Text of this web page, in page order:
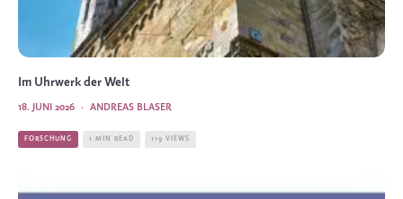
Im Uhrwerk der Welt
ANDREAS BLASER
·
18. JUNI 2026
FORSCHUNG 1 MIN READ 119 VIEWS